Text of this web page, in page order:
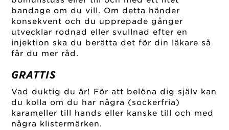
bandage om du vill. Om detta händer
konsekvent och du upprepade gånger
utvecklar rodnad eller svullnad efter en
injektion ska du berätta det för din läkare så
får du mer råd.
GRATTIS
Vad duktig du är! För att belöna dig själv kan
du kolla om du har några (sockerfria)
karameller till hands eller kanske till och med
några klistermärken.